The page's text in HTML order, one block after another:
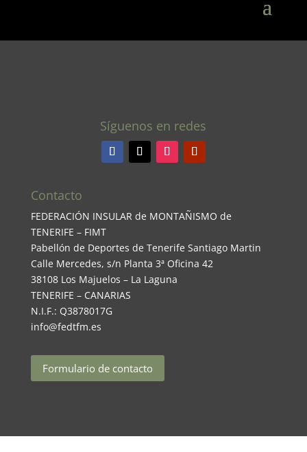
Síguenos en redes
Contacto
FEDERACIÓN INSULAR de MONTAÑISMO de
TENERIFE – FIMT
Pabellón de Deportes de Tenerife Santiago Martin
Calle Mercedes, s/n Planta 3ª Oficina 42
38108 Los Majuelos – La Laguna
TENERIFE – CANARIAS
N.I.F.: Q3878017G
info@fedtfm.es
Formulario de contacto